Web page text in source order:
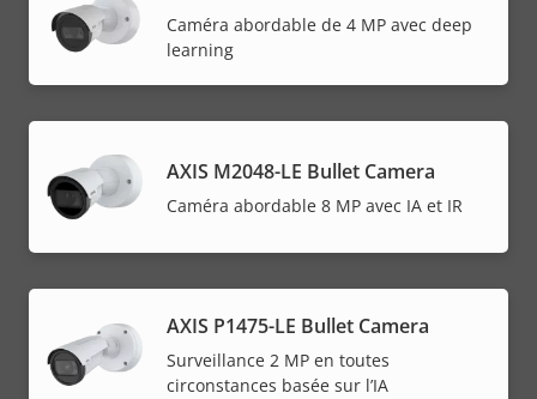
Caméra abordable de 4 MP avec deep
learning
AXIS M2048-LE Bullet Camera
Caméra abordable 8 MP avec IA et IR
AXIS P1475-LE Bullet Camera
Surveillance 2 MP en toutes
circonstances basée sur l’IA